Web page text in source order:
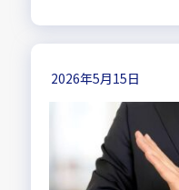
2026年5月15日